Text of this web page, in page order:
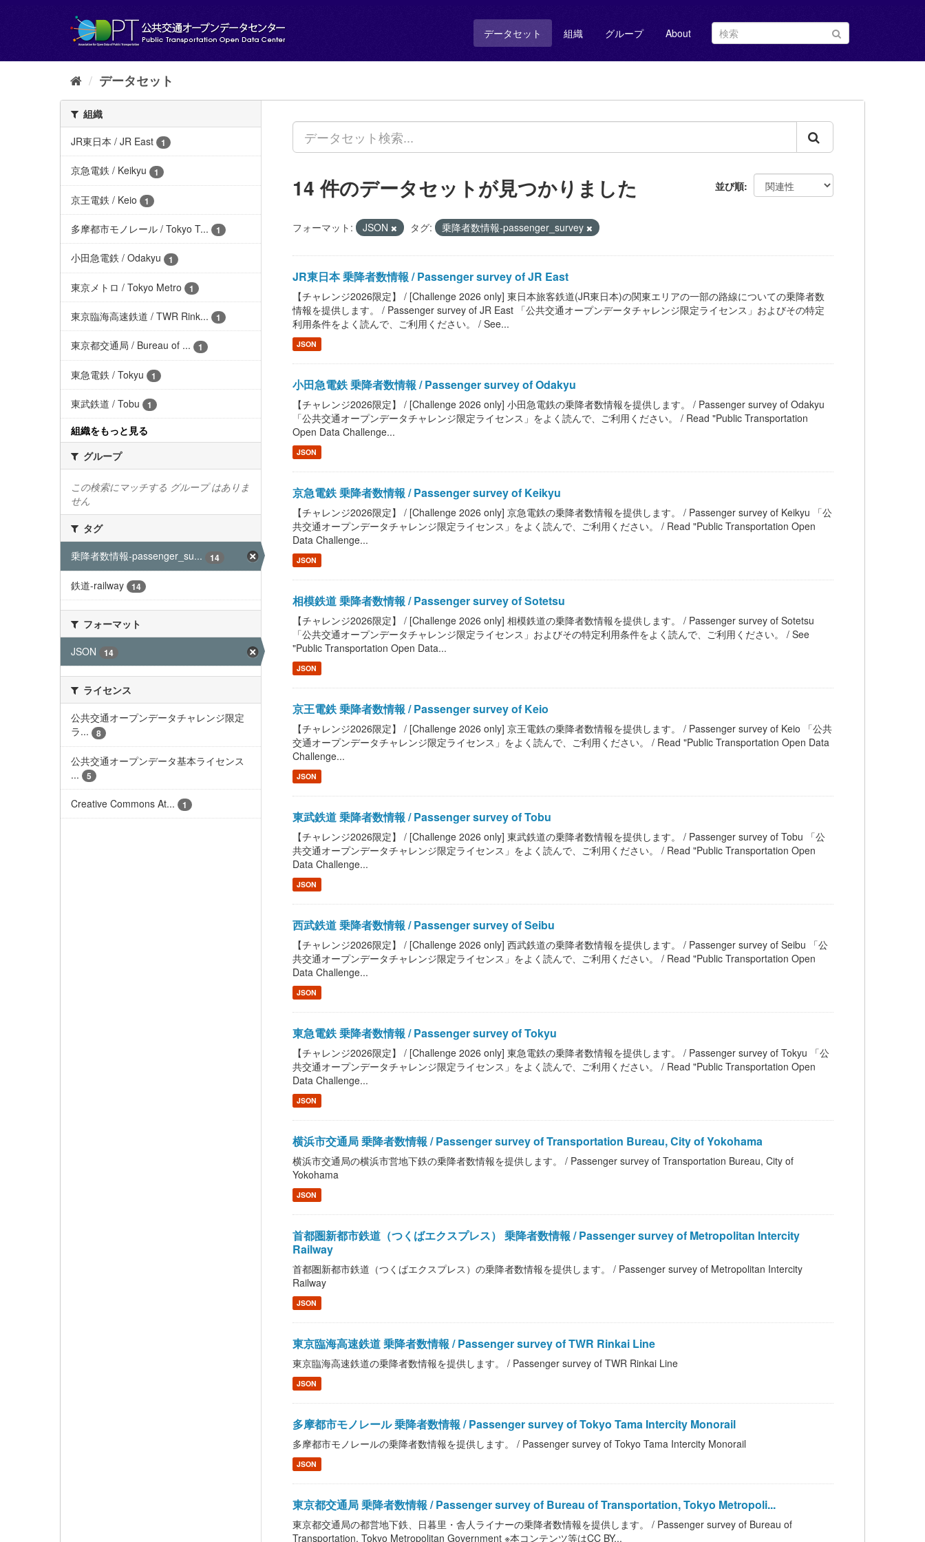
し
データセット 組織 グループ About
データセット
組織
JR東日本 / JR East
1
京急電鉄 / Keikyu 1
京王電鉄 / Keio 1
多摩都市モノレール / Tokyo T... 1
小田急電鉄 / Odakyu 1
東京メトロ / Tokyo Metro 1
東京臨海高速鉄道 / TWR Rink... 1
東京都交通局 / Bureau of ... 1
東急電鉄 / Tokyu 1
東武鉄道 / Tobu 1
組織をもっと見る
グループ
この検索にマッチする グループ はありま
せん
タグ
乗降者数情報-passenger_su...
14
鉄道-railway 14
フォーマット
JSON
14
ライセンス
公共交通オープンデータチャレンジ限定
ラ...
8
公共交通オープンデータ基本ライセンス
...
5
Creative Commons At... 1
並び順
14 件のデータセットが見つかりました
フォーマット: JSON タグ: 乗降者数情報-passenger_survey
JR東日本 乗降者数情報 / Passenger survey of JR East
【チャレンジ2026限定】 / [Challenge 2026 only] 東日本旅客鉄道(JR東日本)の関東エリアの一部の路線についての乗降者数
情報を提供します。 / Passenger survey of JR East 「公共交通オープンデータチャレンジ限定ライセンス」およびその特定
利用条件をよく読んで、ご利用ください。 / See...
JSON
小田急電鉄 乗降者数情報 / Passenger survey of Odakyu
【チャレンジ2026限定】 / [Challenge 2026 only] 小田急電鉄の乗降者数情報を提供します。 / Passenger survey of Odakyu
「公共交通オープンデータチャレンジ限定ライセンス」をよく読んで、ご利用ください。 / Read "Public Transportation
Open Data Challenge...
JSON
京急電鉄 乗降者数情報 / Passenger survey of Keikyu
【チャレンジ2026限定】 / [Challenge 2026 only] 京急電鉄の乗降者数情報を提供します。 / Passenger survey of Keikyu 「公
共交通オープンデータチャレンジ限定ライセンス」をよく読んで、ご利用ください。 / Read "Public Transportation Open
Data Challenge...
JSON
相模鉄道 乗降者数情報 / Passenger survey of Sotetsu
【チャレンジ2026限定】 / [Challenge 2026 only] 相模鉄道の乗降者数情報を提供します。 / Passenger survey of Sotetsu
「公共交通オープンデータチャレンジ限定ライセンス」およびその特定利用条件をよく読んで、ご利用ください。 / See
"Public Transportation Open Data...
JSON
京王電鉄 乗降者数情報 / Passenger survey of Keio
【チャレンジ2026限定】 / [Challenge 2026 only] 京王電鉄の乗降者数情報を提供します。 / Passenger survey of Keio 「公共
交通オープンデータチャレンジ限定ライセンス」をよく読んで、ご利用ください。 / Read "Public Transportation Open Data
Challenge...
JSON
東武鉄道 乗降者数情報 / Passenger survey of Tobu
【チャレンジ2026限定】 / [Challenge 2026 only] 東武鉄道の乗降者数情報を提供します。 / Passenger survey of Tobu 「公
共交通オープンデータチャレンジ限定ライセンス」をよく読んで、ご利用ください。 / Read "Public Transportation Open
Data Challenge...
JSON
西武鉄道 乗降者数情報 / Passenger survey of Seibu
【チャレンジ2026限定】 / [Challenge 2026 only] 西武鉄道の乗降者数情報を提供します。 / Passenger survey of Seibu 「公
共交通オープンデータチャレンジ限定ライセンス」をよく読んで、ご利用ください。 / Read "Public Transportation Open
Data Challenge...
JSON
東急電鉄 乗降者数情報 / Passenger survey of Tokyu
【チャレンジ2026限定】 / [Challenge 2026 only] 東急電鉄の乗降者数情報を提供します。 / Passenger survey of Tokyu 「公
共交通オープンデータチャレンジ限定ライセンス」をよく読んで、ご利用ください。 / Read "Public Transportation Open
Data Challenge...
JSON
横浜市交通局 乗降者数情報 / Passenger survey of Transportation Bureau, City of Yokohama
横浜市交通局の横浜市営地下鉄の乗降者数情報を提供します。 / Passenger survey of Transportation Bureau, City of
Yokohama
JSON
首都圏新都市鉄道（つくばエクスプレス） 乗降者数情報 / Passenger survey of Metropolitan Intercity
Railway
首都圏新都市鉄道（つくばエクスプレス）の乗降者数情報を提供します。 / Passenger survey of Metropolitan Intercity
Railway
JSON
東京臨海高速鉄道 乗降者数情報 / Passenger survey of TWR Rinkai Line
東京臨海高速鉄道の乗降者数情報を提供します。 / Passenger survey of TWR Rinkai Line
JSON
多摩都市モノレール 乗降者数情報 / Passenger survey of Tokyo Tama Intercity Monorail
多摩都市モノレールの乗降者数情報を提供します。 / Passenger survey of Tokyo Tama Intercity Monorail
JSON
東京都交通局 乗降者数情報 / Passenger survey of Bureau of Transportation, Tokyo Metropoli...
東京都交通局の都営地下鉄、日暮里・舎人ライナーの乗降者数情報を提供します。 / Passenger survey of Bureau of
Transportation, Tokyo Metropolitan Government ※本コンテンツ等はCC BY...